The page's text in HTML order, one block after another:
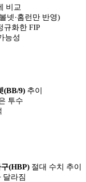
비교
넷·홈런만 반영)
규화한 FIP
능성
(BB/9) 추이
투수
(HBP) 절대 수치 추이
달라짐